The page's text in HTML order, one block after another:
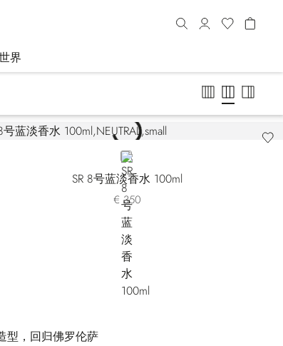
界
NEUTRAL
SR 8号蓝淡香水 100ml
€ 350
型，回归佛罗伦萨